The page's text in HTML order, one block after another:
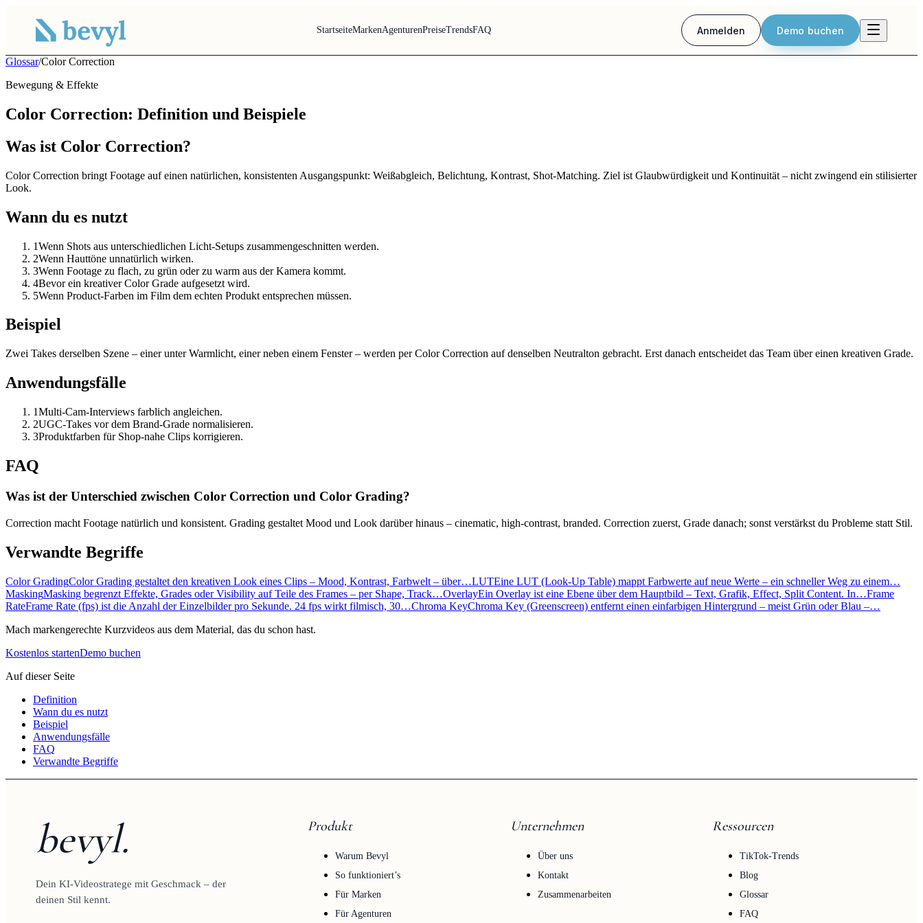
StartseiteMarkenAgenturenPreiseTrendsFAQ Anmelden Demo buchen
Glossar/Color Correction
Bewegung & Effekte
Color Correction: Definition und Beispiele
Was ist Color Correction?
Color Correction bringt Footage auf einen natürlichen, konsistenten Ausgangspunkt: Weißabgleich, Belichtung, Kontrast, Shot-Matching. Ziel ist Glaubwürdigkeit und Kontinuität – nicht zwingend ein stilisierter
Look.
Wann du es nutzt
1Wenn Shots aus unterschiedlichen Licht-Setups zusammengeschnitten werden.
2Wenn Hauttöne unnatürlich wirken.
3Wenn Footage zu flach, zu grün oder zu warm aus der Kamera kommt.
4Bevor ein kreativer Color Grade aufgesetzt wird.
5Wenn Product-Farben im Film dem echten Produkt entsprechen müssen.
Beispiel
Zwei Takes derselben Szene – einer unter Warmlicht, einer neben einem Fenster – werden per Color Correction auf denselben Neutralton gebracht. Erst danach entscheidet das Team über einen kreativen Grade.
Anwendungsfälle
1Multi-Cam-Interviews farblich angleichen.
2UGC-Takes vor dem Brand-Grade normalisieren.
3Produktfarben für Shop-nahe Clips korrigieren.
FAQ
Was ist der Unterschied zwischen Color Correction und Color Grading?
Correction macht Footage natürlich und konsistent. Grading gestaltet Mood und Look darüber hinaus – cinematic, high-contrast, branded. Correction zuerst, Grade danach; sonst verstärkst du Probleme statt Stil.
Verwandte Begriffe
Color GradingColor Grading gestaltet den kreativen Look eines Clips – Mood, Kontrast, Farbwelt – über…LUTEine LUT (Look-Up Table) mappt Farbwerte auf neue Werte – ein schneller Weg zu einem…
MaskingMasking begrenzt Effekte, Grades oder Visibility auf Teile des Frames – per Shape, Track…OverlayEin Overlay ist eine Ebene über dem Hauptbild – Text, Grafik, Effect, Split Content. In…Frame
RateFrame Rate (fps) ist die Anzahl der Einzelbilder pro Sekunde. 24 fps wirkt filmisch, 30…Chroma KeyChroma Key (Greenscreen) entfernt einen einfarbigen Hintergrund – meist Grün oder Blau –…
Mach markengerechte Kurzvideos aus dem Material, das du schon hast.
Kostenlos startenDemo buchen
Auf dieser Seite
Definition
Wann du es nutzt
Beispiel
Anwendungsfälle
FAQ
Verwandte Begriffe
bevyl.
Dein KI-Videostratege mit Geschmack – der
deinen Stil kennt.
Produkt
Warum Bevyl
So funktioniert’s
Für Marken
Für Agenturen
Unternehmen
Über uns
Kontakt
Zusammenarbeiten
Ressourcen
TikTok-Trends
Blog
Glossar
FAQ